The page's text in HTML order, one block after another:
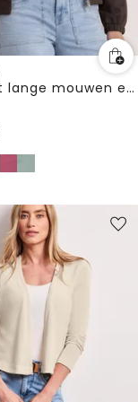
Jas met lange mouwen en een korter model